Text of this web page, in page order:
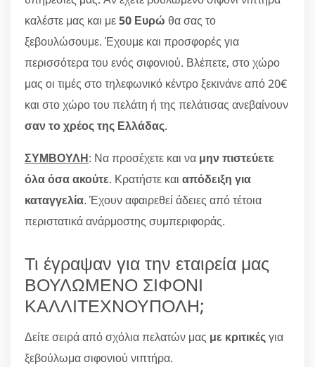
καλέστε μας και με50 Ευρώ θα σας το
ξεβουλώσουμε. Έχουμε και προσφορές για
περισσότερα του ενός σιφονιού. Βλέπετε, στο χώρο
μας οι τιμές στο τηλεφωνικό κέντρο ξεκινάνε από 20€
και στο χώρο του πελάτη ή της πελάτισας ανεβαίνουν
σαν το χρέος της Ελλάδας.
ΣΥΜΒΟΥΛΗ: Να προσέχετε και να μην πιστεύετε
όλα όσα ακούτε. Κρατήστε και απόδειξη για
καταγγελία. Έχουν αφαιρεθεί άδειες από τέτοια
περιστατικά ανάρμοστης συμπεριφοράς.
Τι έγραψαν για την εταιρεία μας
ΒΟΥΛΩΜΕΝΟ ΣΙΦΟΝΙ
ΚΑΛΛΙΤΕΧΝΟΥΠΟΛΗ;
Δείτε σειρά από σχόλια πελατών μας με κριτικέςγια
ξεβούλωμα σιφονιού νιπτήρα.